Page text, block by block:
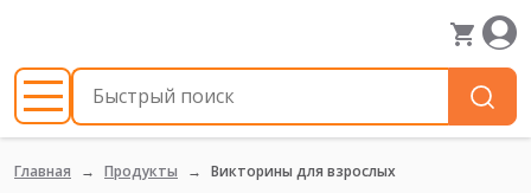
Главная Продукты Викторины для взрослых